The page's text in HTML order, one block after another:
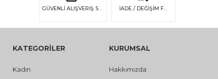
GÜVENLİ ALIŞVERİŞ SSL GÜVENLİĞİ İADE / DEĞİŞİM FIRSATI
KATEGORİLER
Kadın
KURUMSAL
Hakkımızda